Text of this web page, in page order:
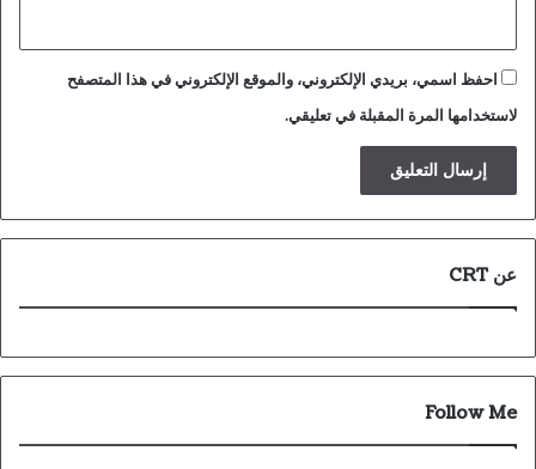
احفظ اسمي، بريدي الإلكتروني، والموقع الإلكتروني في هذا المتصفح
لاستخدامها المرة المقبلة في تعليقي.
عن CRT
Follow Me